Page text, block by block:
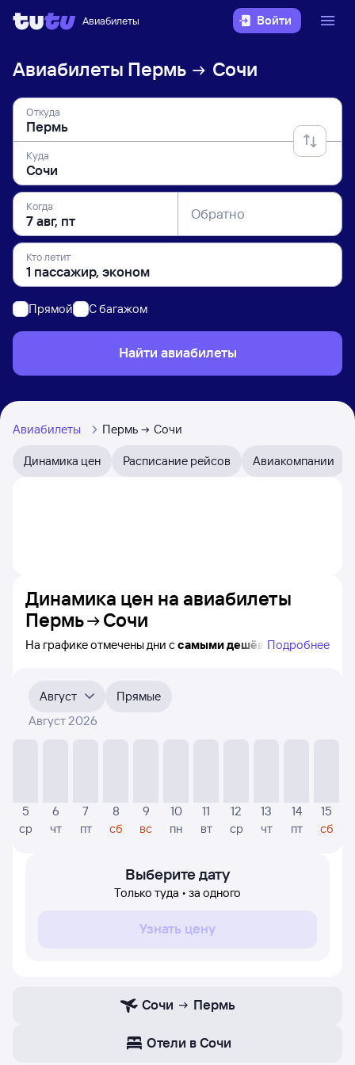
Авиабилеты Войти
Авиабилеты Пермь Сочи
Откуда
Куда
Когда Обратно
Кто летит
Прямой C багажом
Найти авиабилеты
Авиабилеты Пермь Сочи
Динамика цен Расписание рейсов Авиакомпании
Динамика цен на авиабилеты
Пермь
Сочи
На графике отмечены дни ссамыми дешёвыми
Выберите дату, перейдите по клику к поиску билетов
на нужный рейс и просмотру
Если никто не искал авиабилетов по маршруту
Пермь — Сочи, то цены могут отсутствовать частично
или полностью. В этом случае заполните форму поиска
Подробнее
Август
Прямые
Август 2026
5
ср
6
чт
7
пт
8
сб
9
вс
10
пн
11
вт
12
ср
13
чт
14
пт
15
сб
Выберите дату
Только туда • за одного
Узнать цену
Сочи Пермь
Отели в Сочи